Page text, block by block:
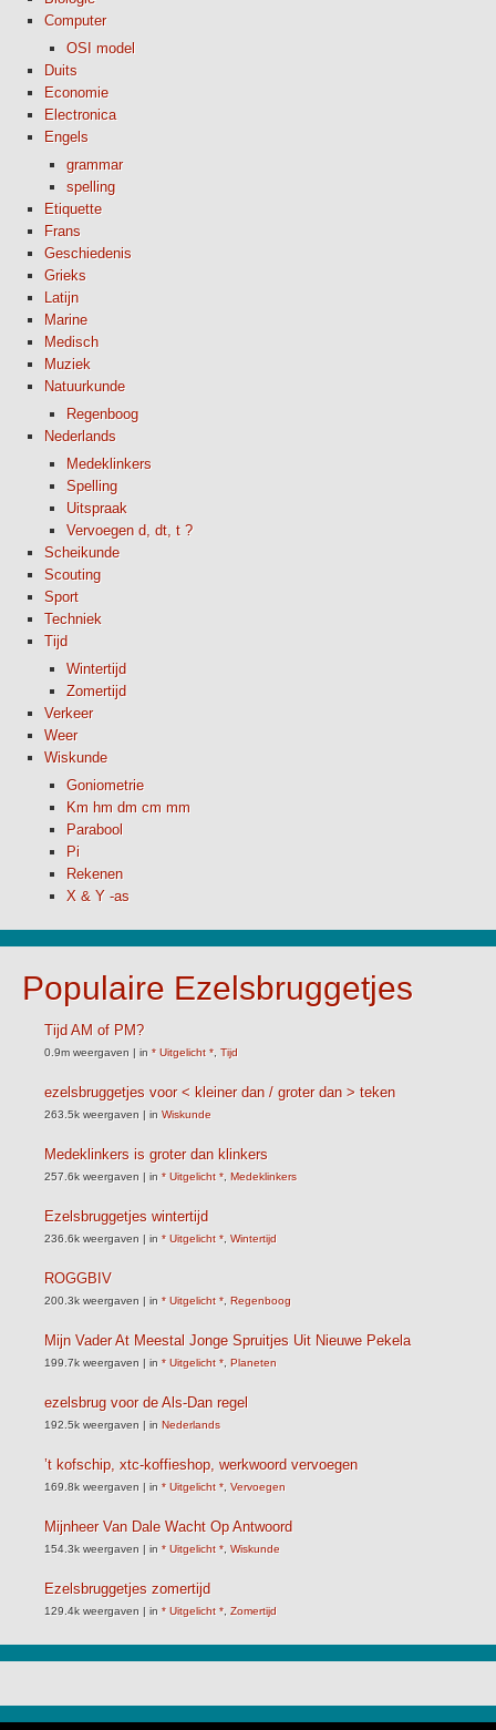
Computer
OSI model
Duits
Economie
Electronica
Engels
grammar
spelling
Etiquette
Frans
Geschiedenis
Grieks
Latijn
Marine
Medisch
Muziek
Natuurkunde
Regenboog
Nederlands
Medeklinkers
Spelling
Uitspraak
Vervoegen d, dt, t ?
Scheikunde
Scouting
Sport
Techniek
Tijd
Wintertijd
Zomertijd
Verkeer
Weer
Wiskunde
Goniometrie
Km hm dm cm mm
Parabool
Pi
Rekenen
X & Y -as
Populaire Ezelsbruggetjes
Tijd AM of PM?
0.9m weergaven | in * Uitgelicht * Tijd
ezelsbruggetjes voor < kleiner dan / groter dan > teken
263.5k weergaven | in Wiskunde
Medeklinkers is groter dan klinkers
257.6k weergaven | in * Uitgelicht * Medeklinkers
Ezelsbruggetjes wintertijd
236.6k weergaven | in * Uitgelicht * Wintertijd
ROGGBIV
200.3k weergaven | in * Uitgelicht * Regenboog
Mijn Vader At Meestal Jonge Spruitjes Uit Nieuwe Pekela
199.7k weergaven | in * Uitgelicht * Planeten
ezelsbrug voor de Als-Dan regel
192.5k weergaven | in Nederlands
’t kofschip, xtc-koffieshop, werkwoord vervoegen
169.8k weergaven | in * Uitgelicht * Vervoegen
Mijnheer Van Dale Wacht Op Antwoord
154.3k weergaven | in * Uitgelicht * Wiskunde
Ezelsbruggetjes zomertijd
129.4k weergaven | in * Uitgelicht * Zomertijd